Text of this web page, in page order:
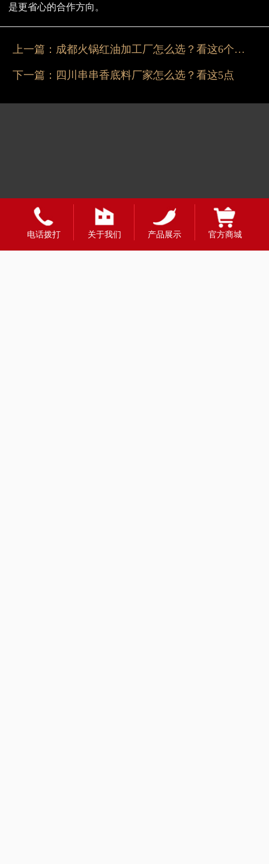
是更省心的合作方向。
上一篇： 成都火锅红油加工厂怎么选？看这6个关键点
下一篇： 四川串串香底料厂家怎么选？看这5点
友情链接：
电话拨打 关于我们 产品展示 官方商城